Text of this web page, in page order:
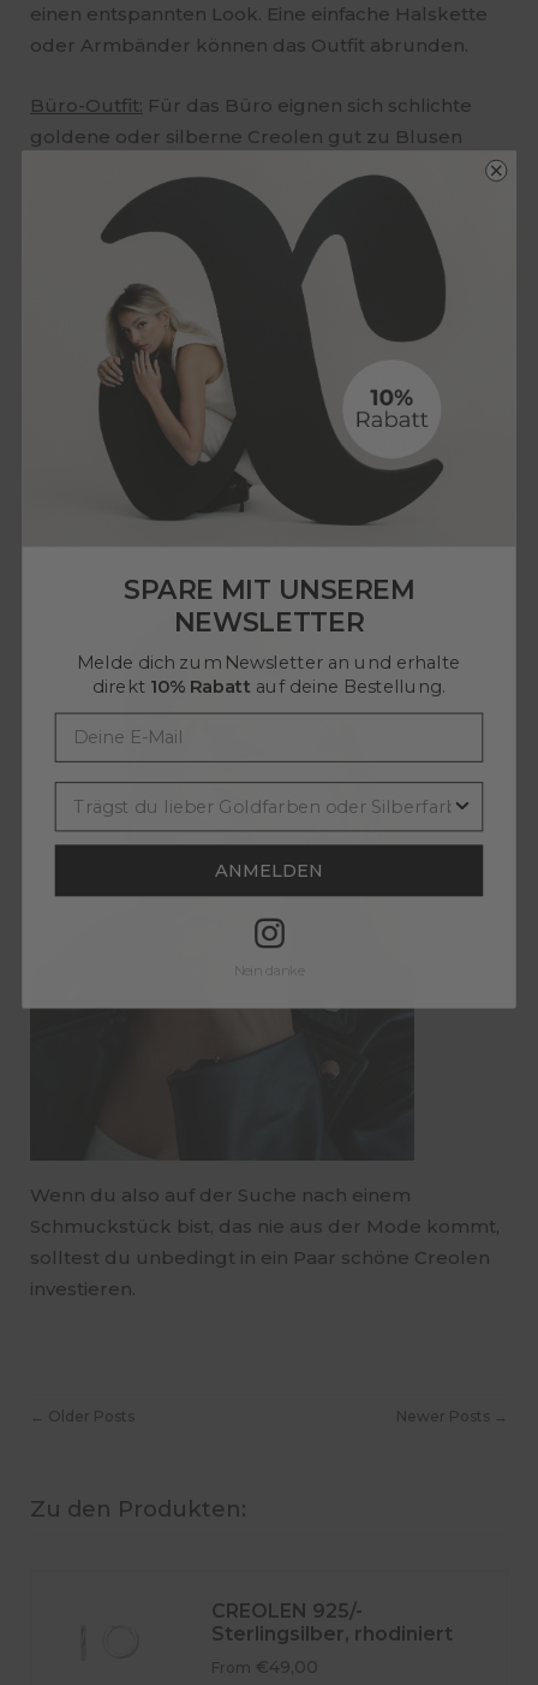
einen entspannten Look. Eine einfache Halskette
oder Armbänder können das Outfit abrunden.
Büro-Outfit: Für das Büro eignen sich schlichte
goldene oder silberne Creolen gut zu Blusen
minimalistisch, um einen professionellen Eindruck
zu hinterlassen.
Veranstaltungen:
Große oder verzierte Creolen
können dein Abendoutfit aufpeppen. Trage sie zu
einem eleganten Kleid oder einem schicken
Jumpsuit für einen glamourösen Look.
Layering:
Wenn du mehrere Ohrlöcher hast,
kannst du verschiedene Größen von Creolen
kombinieren, um einen trendigen Layering-Look
Wenn du also auf der Suche nach einem
Schmuckstück bist, das nie aus der Mode kommt,
solltest du unbedingt in ein Paar schöne Creolen
investieren.
Newer Posts →
← Older Posts
Zu den Produkten:
CREOLEN 925/-
Sterlingsilber, rhodiniert
From €49,00
SPARE MIT UNSEREM
NEWSLETTER
Melde dich zum Newsletter an und erhalte
direkt 10% Rabatt auf deine Bestellung.
ANMELDEN
Nein danke